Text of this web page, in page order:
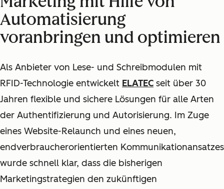
Automatisierung
voranbringen und optimieren
Als Anbieter von Lese- und Schreibmodulen mit
RFID-Technologie entwickelt ELATEC seit über 30
Jahren flexible und sichere Lösungen für alle Arten
der Authentifizierung und Autorisierung. Im Zuge
eines Website-Relaunch und eines neuen,
endverbraucherorientierten Kommunikationansatzes
wurde schnell klar, dass die bisherigen
Marketingstrategien den zukünftigen